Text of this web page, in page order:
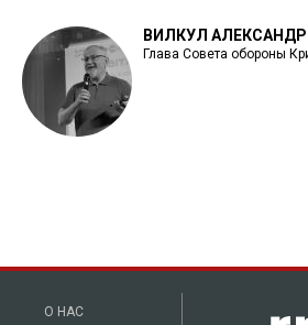
ВИЛКУЛ
Глава Совета обороны
О НАС